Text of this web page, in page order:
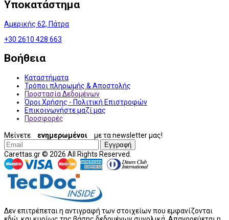
Υποκατάστημα
Αμερικής 62, Πάτρα
+30 2610 428 663
Βοήθεια
Καταστήματα
Τρόποι πληρωμής & Αποστολής
Προστασία Δεδομένων
Όροι Χρήσης - Πολιτική Επιστροφών
Επικοινωνήστε μαζί μας
Προσφορές
Μείνετε ενημερωμένοι με τα newsletter μας!
Εγγραφή
Carettas.gr © 2026 All Rights Reserved.
Δεν επιτρέπεται η αντιγραφή των στοιχείων που εμφανίζονται